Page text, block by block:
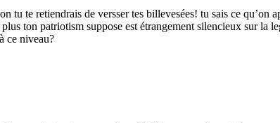
te retiendrais de versser tes billevesées! tu sais ce qu’on
ton patriotism suppose est étrangement silencieux sur la
ce niveau?